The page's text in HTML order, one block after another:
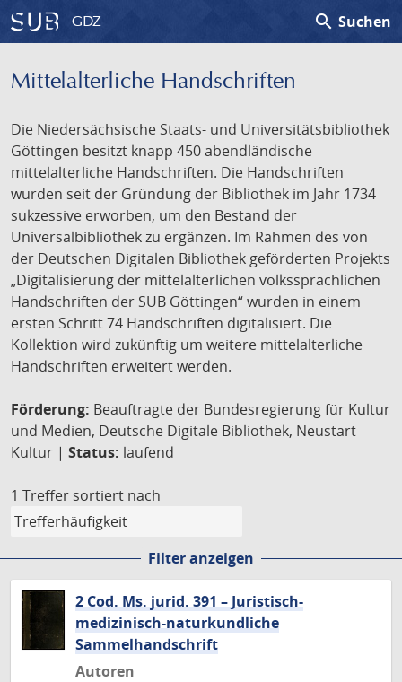
GDZ search Suchen
Mittelalterliche Handschriften
Die Niedersächsische Staats- und Universitätsbibliothek
Göttingen besitzt knapp 450 abendländische
mittelalterliche Handschriften. Die Handschriften
wurden seit der Gründung der Bibliothek im Jahr 1734
sukzessive erworben, um den Bestand der
Universalbibliothek zu ergänzen. Im Rahmen des von
der Deutschen Digitalen Bibliothek geförderten Projekts
„Digitalisierung der mittelalterlichen volkssprachlichen
Handschriften der SUB Göttingen“ wurden in einem
ersten Schritt 74 Handschriften digitalisiert. Die
Kollektion wird zukünftig um weitere mittelalterliche
Handschriften erweitert werden.
Förderung: Beauftragte der Bundesregierung für Kultur
und Medien, Deutsche Digitale Bibliothek, Neustart
Kultur | Status: laufend
1 Treffer sortiert nach
Filter anzeigen
2 Cod. Ms. jurid. 391 – Juristisch-
medizinisch-naturkundliche
Sammelhandschrift
Autoren